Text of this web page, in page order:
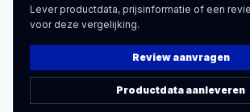
Lever productdata, prijsinformatie of een
voor deze vergelijking.
Review aanvragen
Productdata aanleveren